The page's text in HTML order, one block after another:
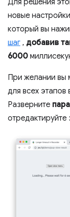
новые настройки
который вы
шаг , добавив
6000
При желании вы
для всех этапов
Разверните
отредактируйте